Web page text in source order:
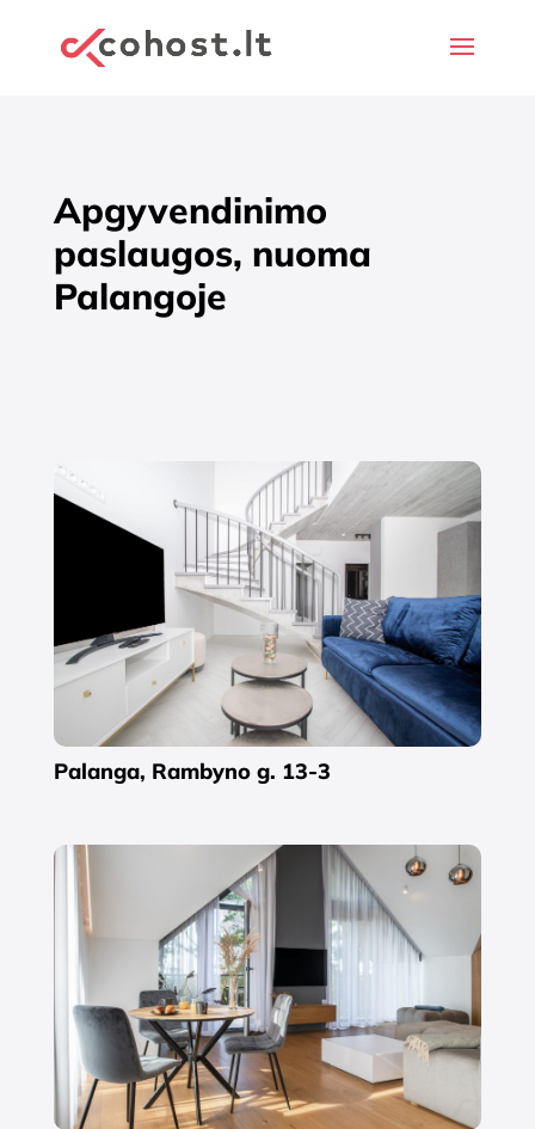
Apgyvendinimo
paslaugos, nuoma
Palangoje
Palanga, Rambyno g. 13-3